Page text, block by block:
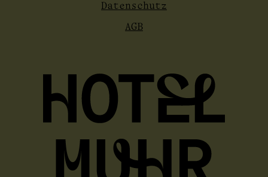
Datenschutz
AGB